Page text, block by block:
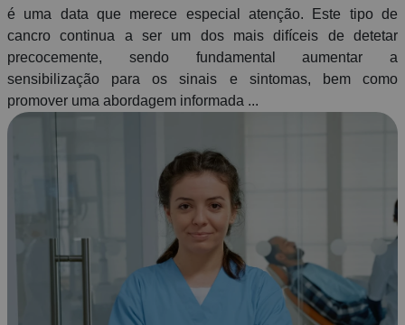
é uma data que merece especial atenção. Este tipo de
cancro continua a ser um dos mais difíceis de detetar
precocemente, sendo fundamental aumentar a
sensibilização para os sinais e sintomas, bem como
promover uma abordagem informada ...